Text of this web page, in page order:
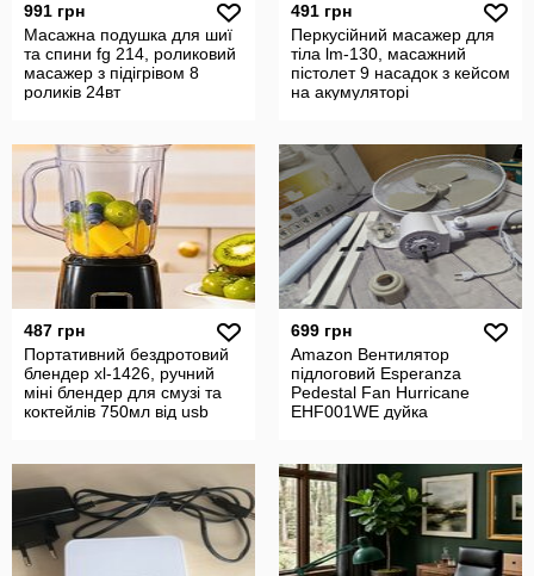
991 грн
Масажна подушка для шиї
та спини fg 214, роликовий
масажер з підігрівом 8
роликів 24вт
491 грн
Перкусійний масажер для
тіла lm-130, масажний
пістолет 9 насадок з кейсом
на акумуляторі
487 грн
Портативний бездротовий
блендер xl-1426, ручний
міні блендер для смузі та
коктейлів 750мл від usb
699 грн
Amazon Вентилятор
підлоговий Esperanza
Pedestal Fan Hurricane
EHF001WE дуйка